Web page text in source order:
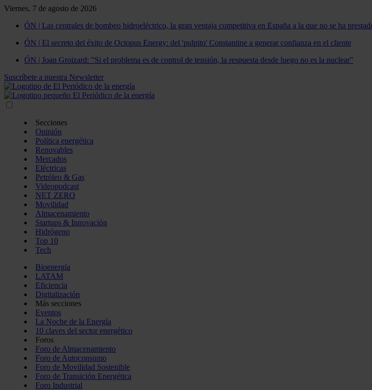
Viernes, 7 de agosto de 2026
ÓN | Las centrales de bombeo hidroeléctrico, la gran ventaja competitiva en España a la que no se ha
ÓN | El secreto del éxito de Octopus Energy: del 'pulpito' Constantine a generar confianza en el cliente
ÓN | Joan Groizard: "Si el problema es de control de tensión, la respuesta desde luego no es la nuclear"
Suscríbete a nuestra Newsletter
Secciones
Opinión
Política energética
Renovables
Mercados
Eléctricas
Petróleo & Gas
Videopodcast
NET ZERO
Movilidad
Almacenamiento
Startups & Innovación
Hidrógeno
Top 10
Tech
Bioenergía
LATAM
Eficiencia
Digitalización
Más secciones
Eventos
La Noche de la Energía
10 claves del sector energético
Foros
Foro de Almacenamiento
Foro de Autoconsumo
Foro de Movilidad Sostenible
Foro de Transición Energética
Foro Industrial